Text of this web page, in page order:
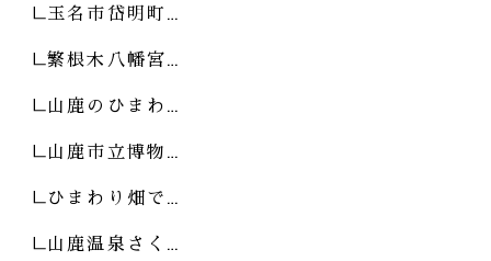
玉名市岱明町…
繁根木八幡宮…
山鹿のひまわ…
山鹿市立博物…
ひまわり畑で…
山鹿温泉さく…